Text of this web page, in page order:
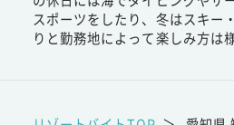
スポーツをしたり、冬はスキー
りと勤務地によって楽しみ方は